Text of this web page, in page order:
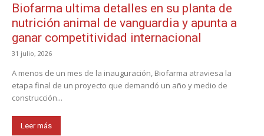
Biofarma ultima detalles en su planta de
nutrición animal de vanguardia y apunta a
ganar competitividad internacional
31 julio, 2026
A menos de un mes de la inauguración, Biofarma atraviesa la
etapa final de un proyecto que demandó un año y medio de
construcción...
Leer más